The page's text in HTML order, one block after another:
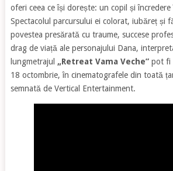
oferi ceea ce își dorește: un copil și
Spectacolul parcursului ei colorat, iubăreț și
povestea presărată cu traume, succese
drag de viață ale personajului Dana,
lungmetrajul „Retreat Vama Veche”pot fi
18 octombrie, în cinematografele din toată
semnată de Vertical Entertainment.